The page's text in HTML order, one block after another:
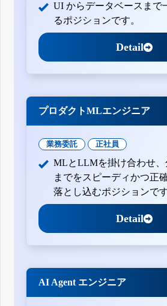
UI からデータベースまで
るポジションです。
Detail
プロダクトMLエンジニア
業務委託 正社員
MLとLLMを掛け合わせ、
までをスピーディかつ正
落とし込むポジションです
Detail
AI Agent エンジニア